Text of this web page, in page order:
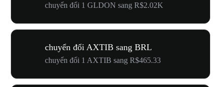
chuyển đổi 1 GLDON sang R$2.02K
chuyển đổi AXTIB sang BRL
chuyển đổi 1 AXTIB sang R$465.33